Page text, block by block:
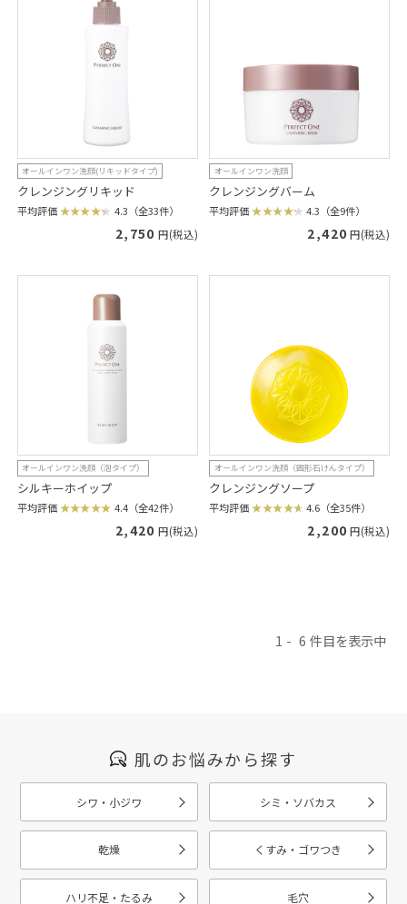
オールインワン洗顔(リキッドタイプ)
クレンジングリキッド
平均評価 4.3（全33件）
2,750 円(税込)
オールインワン洗顔
クレンジングバーム
平均評価 4.3（全9件）
2,420 円(税込)
オールインワン洗顔（泡タイプ）
シルキーホイップ
平均評価 4.4（全42件）
2,420 円(税込)
オールインワン洗顔（固形石けんタイプ）
クレンジングソープ
平均評価 4.6（全35件）
2,200 円(税込)
1 6
肌のお悩みから探す
シワ・小ジワ シミ・ソバカス
乾燥 くすみ・ゴワつき
ハリ不足・たるみ 毛穴